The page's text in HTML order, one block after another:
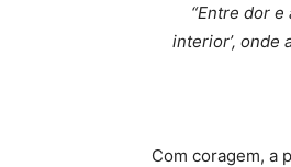
“Entre dor
interior’, onde
Com coragem, a